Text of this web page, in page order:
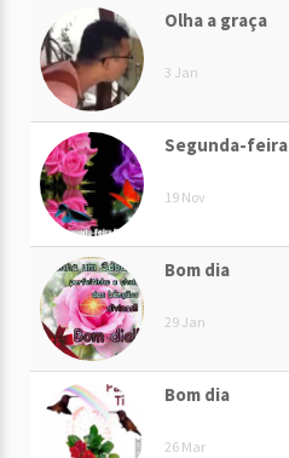
Olha a graça
3 Jan
Segunda-feira
19 Nov
Bom dia
29 Jan
Bom dia
26 Mar